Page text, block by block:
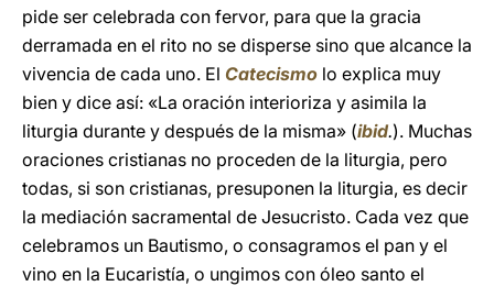
pide ser celebrada con fervor, para que la gracia
derramada en el rito no se disperse sino que alcance la
vivencia de cada uno. El Catecismo lo explica muy
bien y dice así: «La oración interioriza y asimila la
liturgia durante y después de la misma» (ibid.). Muchas
oraciones cristianas no proceden de la liturgia, pero
todas, si son cristianas, presuponen la liturgia, es decir
la mediación sacramental de Jesucristo. Cada vez que
celebramos un Bautismo, o consagramos el pan y el
vino en la Eucaristía, o ungimos con óleo santo el